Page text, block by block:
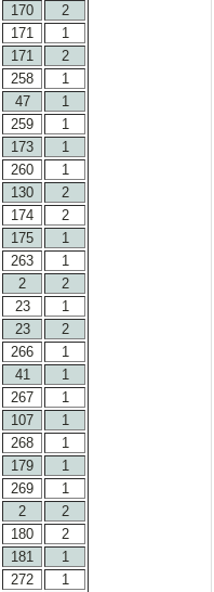
170
2
171
1
171
2
258
1
47
1
259
1
173
1
260
1
130
2
174
2
175
1
263
1
2
2
23
1
23
2
266
1
41
1
267
1
107
1
268
1
179
1
269
1
2
2
180
2
181
1
272
1